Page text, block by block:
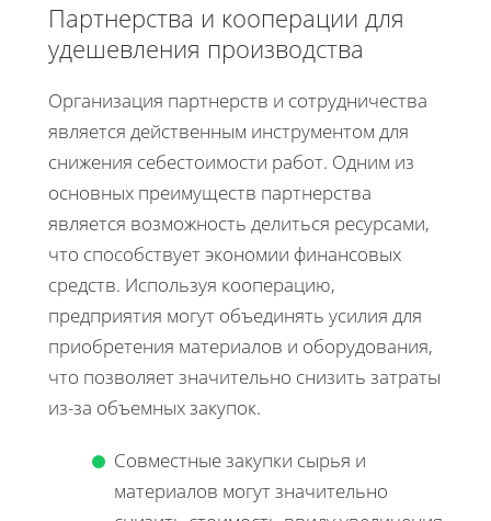
Партнерства и кооперации для
удешевления производства
Организация партнерств и сотрудничества
является действенным инструментом для
снижения себестоимости работ. Одним из
основных преимуществ партнерства
является возможность делиться ресурсами,
что способствует экономии финансовых
средств. Используя кооперацию,
предприятия могут объединять усилия для
приобретения материалов и оборудования,
что позволяет значительно снизить затраты
из-за объемных закупок.
Совместные закупки сырья и
материалов могут значительно